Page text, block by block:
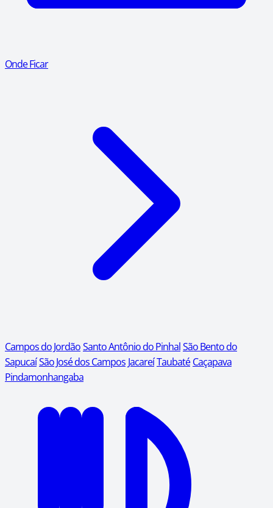
Onde Ficar
Campos do JordãoSanto Antônio do PinhalSão Bento do
SapucaíSão José dos Campos JacareíTaubaté Caçapava
Pindamonhangaba